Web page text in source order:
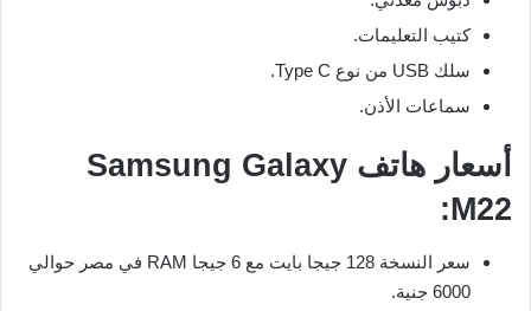
كتيب التعليمات.
سلك USB من نوع Type C.
سماعات الأذن.
أسعار هاتف Samsung Galaxy
M22:
سعر النسخة 128 جيجا بايت مع 6 جيجا RAM في مصر حوالي
6000 جنية.